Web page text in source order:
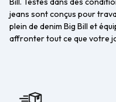
jeans sont conçus pour
plein de denim Big Bill et
affronter tout ce que votre